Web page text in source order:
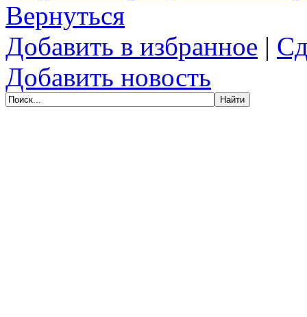
Вернуться
Добавить в избранное |
Добавить новость